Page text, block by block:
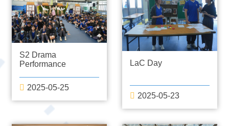
S2 Drama
Performance
2025-05-25
LaC Day
2025-05-23